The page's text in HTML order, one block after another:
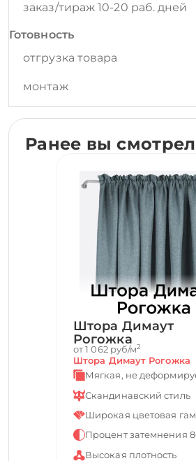
заказ/тираж 10-20 раб. дней
Готовность
отгрузка товара
монтаж
Ранее вы
Штора Димаут
Рогожка
от 1 062 руб/м2
Штора Димаут Рогожка
Мягкая, не
Скандинавский стиль
Широкая цветовая
Процент затемнения
Высокая плотность